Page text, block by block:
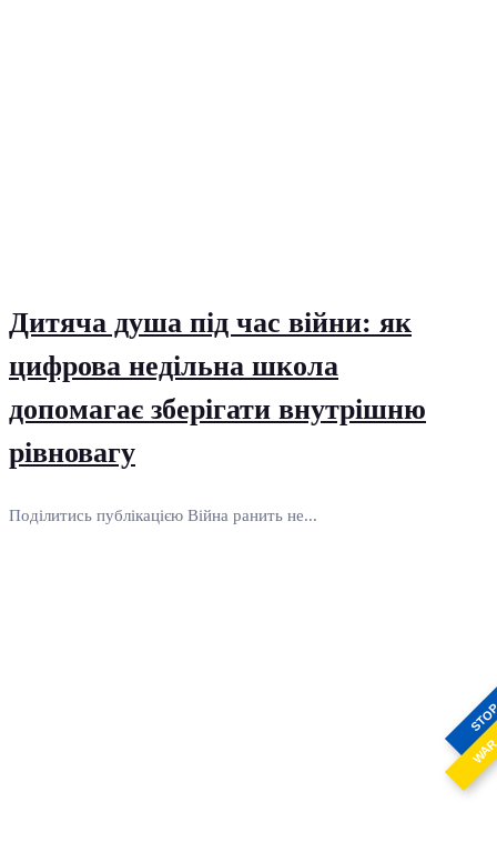
Дитяча душа під час війни: як
цифрова недільна школа
допомагає зберігати внутрішню
рівновагу
Поділитись публікацією Війна ранить не...